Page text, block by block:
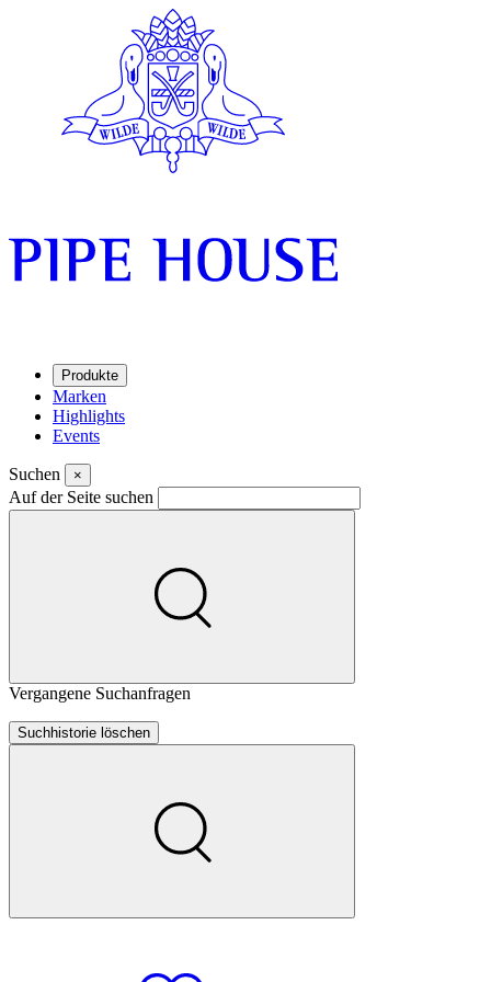
Produkte
Marken
Highlights
Events
Suchen ×
Auf der Seite suchen
Vergangene Suchanfragen
Suchhistorie löschen